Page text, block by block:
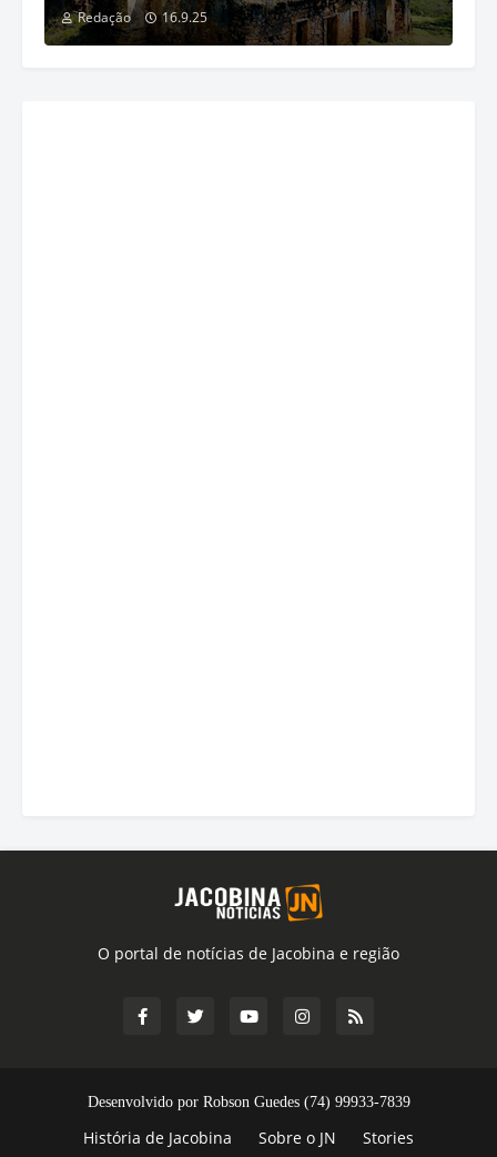
Redação 16.9.25
O portal de notícias de Jacobina e região
Desenvolvido por Robson Guedes (74) 99933-7839
História de Jacobina Sobre o JN Stories